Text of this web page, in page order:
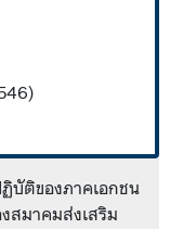
บัติของภาคเอกชน
สมาคมส่งเสริม